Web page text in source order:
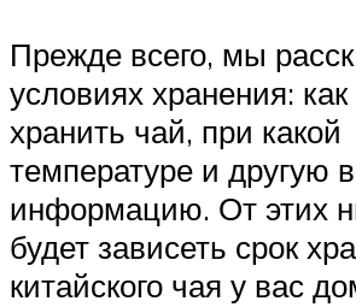
Прежде всего, мы
условиях хранения: как
хранить чай, при какой
температуре и другую
информацию. От этих
будет зависеть срок
китайского чая у вас